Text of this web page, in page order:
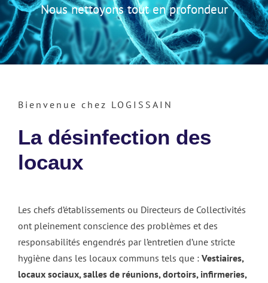
Nous nettoyons tout en profondeur
Bienvenue chez LOGISSAIN
La désinfection des
locaux
Les chefs d’établissements ou Directeurs de Collectivités
ont pleinement conscience des problèmes et des
responsabilités engendrés par l’entretien d’une stricte
hygiène dans les locaux communs tels que : Vestiaires,
locaux sociaux, salles de réunions, dortoirs, infirmeries,